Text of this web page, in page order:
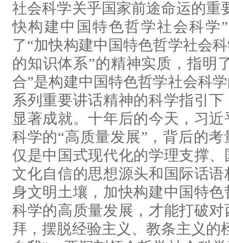
社会科学关乎国家前途命运的重
快构建中国特色哲学社会科学
了“加快构建中国特色哲学社会
的知识体系”的精神实质，指明
合”是构建中国特色哲学社会科
系列重要讲话精神的科学指引
显著成就。十年后的今天，习
科学的“高质量发展”，背后的
仅是中国式现代化的学理支撑
文化自信的思想源头和国际话
身文明土壤，加快构建中国特
科学的高质量发展，才能打破
拜，摆脱经验主义、教条主义的